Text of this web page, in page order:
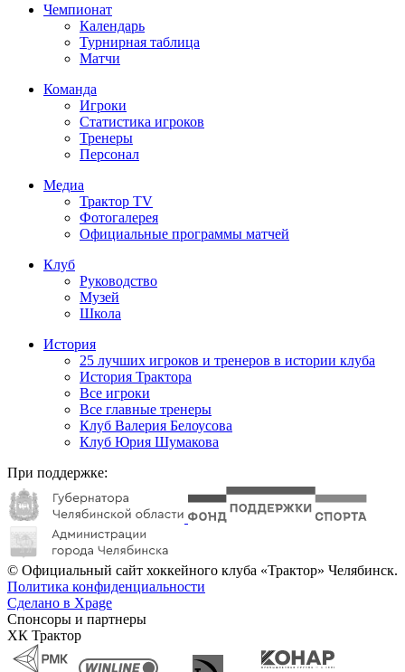
Чемпионат
Календарь
Турнирная таблица
Матчи
Команда
Игроки
Статистика игроков
Тренеры
Персонал
Медиа
Трактор TV
Фотогалерея
Официальные программы матчей
Клуб
Руководство
Музей
Школа
История
25 лучших игроков и тренеров в истории клуба
История Трактора
Все игроки
Все главные тренеры
Клуб Валерия Белоусова
Клуб Юрия Шумакова
При поддержке:
© Официальный сайт хоккейного клуба «Трактор» Челябинск.
Политика конфиденциальности
Сделано в Xpage
Спонсоры и партнеры
ХК Трактор